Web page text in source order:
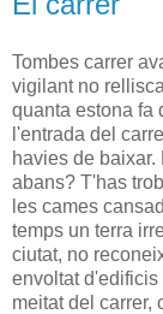
Tombes carrer
vigilant no
quanta estona fa
l'entrada del
havies de
abans? T'has
les cames
temps un terra
ciutat, no
envoltat d'edificis
meitat del carrer,